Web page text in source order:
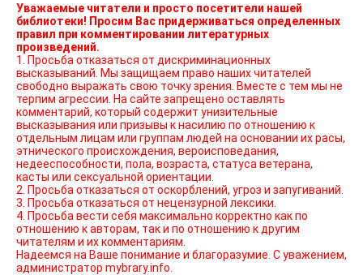
Уважаемые читатели и просто посетители нашей
библиотеки! Просим Вас придерживаться определенных
правил при комментировании литературных
произведений.
1. Просьба отказаться от дискриминационных
высказываний. Мы защищаем право наших читателей
свободно выражать свою точку зрения. Вместе с тем мы не
терпим агрессии. На сайте запрещено оставлять
комментарий, который содержит унизительные
высказывания или призывы к насилию по отношению к
отдельным лицам или группам людей на основании их расы,
этнического происхождения, вероисповедания,
недееспособности, пола, возраста, статуса ветерана,
касты или сексуальной ориентации.
2. Просьба отказаться от оскорблений, угроз и запугиваний.
3. Просьба отказаться от нецензурной лексики.
4. Просьба вести себя максимально корректно как по
отношению к авторам, так и по отношению к другим
читателям и их комментариям.
Надеемся на Ваше понимание и благоразумие. С уважением,
администратор mybrary.info.